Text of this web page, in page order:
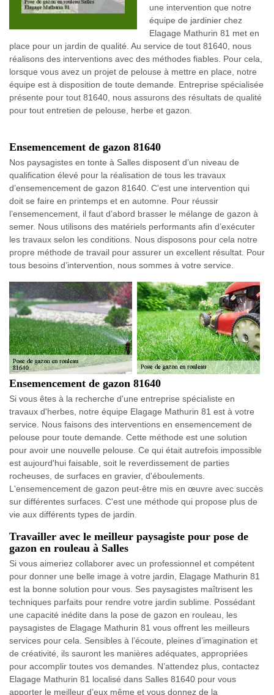
une intervention que notre
équipe de jardinier chez
Elagage Mathurin 81 met en
place pour un jardin de qualité. Au service de tout 81640, nous
réalisons des interventions avec des méthodes fiables. Pour cela,
lorsque vous avez un projet de pelouse à mettre en place, notre
équipe est à disposition de toute demande. Entreprise spécialisée
présente pour tout 81640, nous assurons des résultats de qualité
pour tout entretien de pelouse, herbe et gazon.
Ensemencement de gazon 81640
Nos paysagistes en tonte à Salles disposent d’un niveau de
qualification élevé pour la réalisation de tous les travaux
d’ensemencement de gazon 81640. C'est une intervention qui
doit se faire en printemps et en automne. Pour réussir
l’ensemencement, il faut d’abord brasser le mélange de gazon à
semer. Nous utilisons des matériels performants afin d’exécuter
les travaux selon les conditions. Nous disposons pour cela notre
propre méthode de travail pour assurer un excellent résultat. Pour
tous besoins d’intervention, nous sommes à votre service.
Ensemencement de gazon 81640
Si vous êtes à la recherche d'une entreprise spécialiste en
travaux d'herbes, notre équipe Elagage Mathurin 81 est à votre
service. Nous faisons des interventions en ensemencement de
pelouse pour toute demande. Cette méthode est une solution
pour avoir une nouvelle pelouse. Ce qui était autrefois impossible
est aujourd'hui faisable, soit le reverdissement de parties
rocheuses, de surfaces en gravier, d'éboulements.
L'ensemencement de gazon peut-être mis en œuvre avec succès
sur différentes surfaces. C'est une méthode qui propose plus de
vie aux différents types de jardin.
Travailler avec le meilleur paysagiste pour pose de
gazon en rouleau à Salles
Si vous aimeriez collaborer avec un professionnel et compétent
pour donner une belle image à votre jardin, Elagage Mathurin 81
est la bonne solution pour vous. Ses paysagistes maîtrisent les
techniques parfaits pour rendre votre jardin sublime. Possédant
une capacité inédite dans la pose de gazon en rouleau, les
paysagistes de Elagage Mathurin 81 vous offrent les meilleurs
services pour cela. Sensibles à l’écoute, pleines d’imagination et
de créativité, ils sauront les manières adéquates, appropriées
pour accomplir toutes vos demandes. N’attendez plus, contactez
Elagage Mathurin 81 localisé dans Salles 81640 pour vous
apporter le meilleur d’eux même et vous donnez de la